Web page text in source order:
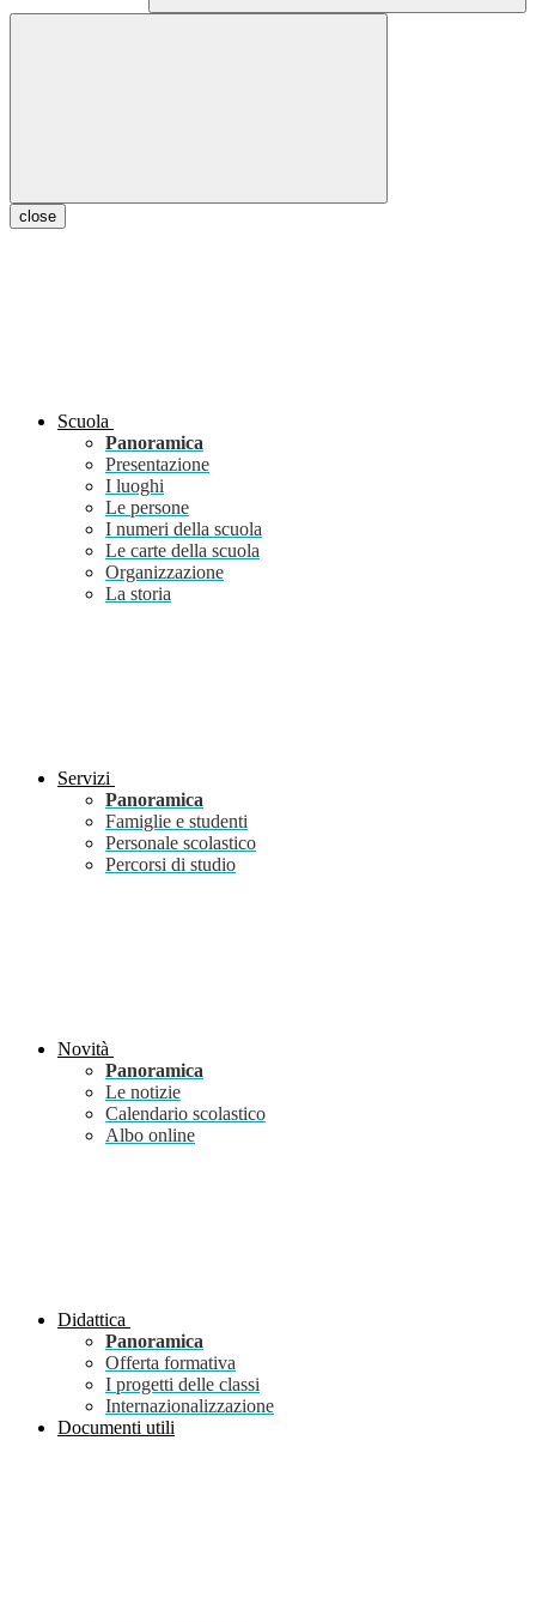
close
Scuola
Panoramica
Presentazione
I luoghi
Le persone
I numeri della scuola
Le carte della scuola
Organizzazione
La storia
Servizi
Panoramica
Famiglie e studenti
Personale scolastico
Percorsi di studio
Novità
Panoramica
Le notizie
Calendario scolastico
Albo online
Didattica
Panoramica
Offerta formativa
I progetti delle classi
Internazionalizzazione
Documenti utili